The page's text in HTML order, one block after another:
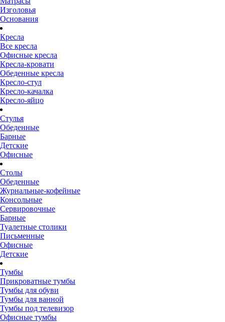
Изголовья
Основания
Кресла
Все кресла
Офисные кресла
Кресла-кровати
Обеденные кресла
Кресло-стул
Кресло-качалка
Кресло-яйцо
Стулья
Обеденные
Барные
Детские
Офисные
Столы
Обеденные
Журнальные-кофейные
Консольные
Сервировочные
Барные
Туалетные столики
Письменные
Офисные
Детские
Тумбы
Прикроватные тумбы
Тумбы для обуви
Тумбы для ванной
Тумбы под телевизор
Офисные тумбы